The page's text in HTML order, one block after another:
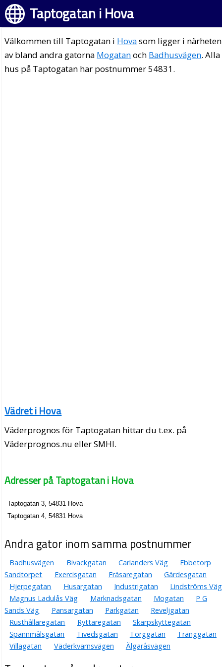
Taptogatan i Hova
Välkommen till Taptogatan i Hovasom ligger i närheten
av bland andra gatorna Mogatanoch Badhusvägen. Alla
hus på Taptogatan har postnummer 54831.
Vädret i Hova
Väderprognos för Taptogatan hittar du t.ex. på
Väderprognos.nu eller SMHI.
Adresser på Taptogatan i Hova
Taptogatan 3, 54831 Hova
Taptogatan 4, 54831 Hova
Andra gator inom samma postnummer
Badhusvägen Bivackgatan Carlanders Väg
Ebbetorp
Sandtorpet
Exercisgatan Fräsaregatan
Gärdesgatan
Hjerpegatan
Husargatan Industrigatan
Lindströms Väg
Magnus Ladulås Väg
Marknadsgatan Mogatan
P G
Sands Väg
Pansargatan Parkgatan
Reveljgatan
Rusthållaregatan
Ryttaregatan
Skarpskyttegatan
Spannmålsgatan
Tivedsgatan Torggatan
Tränggatan
Villagatan
Väderkvarnsvägen Älgaråsvägen